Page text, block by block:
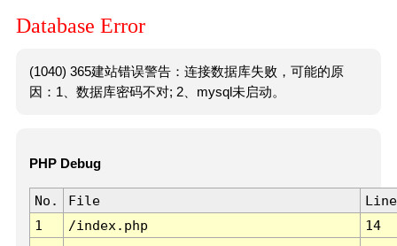
Database Error
(1040) 365建站错误警告：连接数据库失败，可能的原
因：1、数据库密码不对; 2、mysql未启动。
PHP Debug
No. File
Line
1
/index.php 14